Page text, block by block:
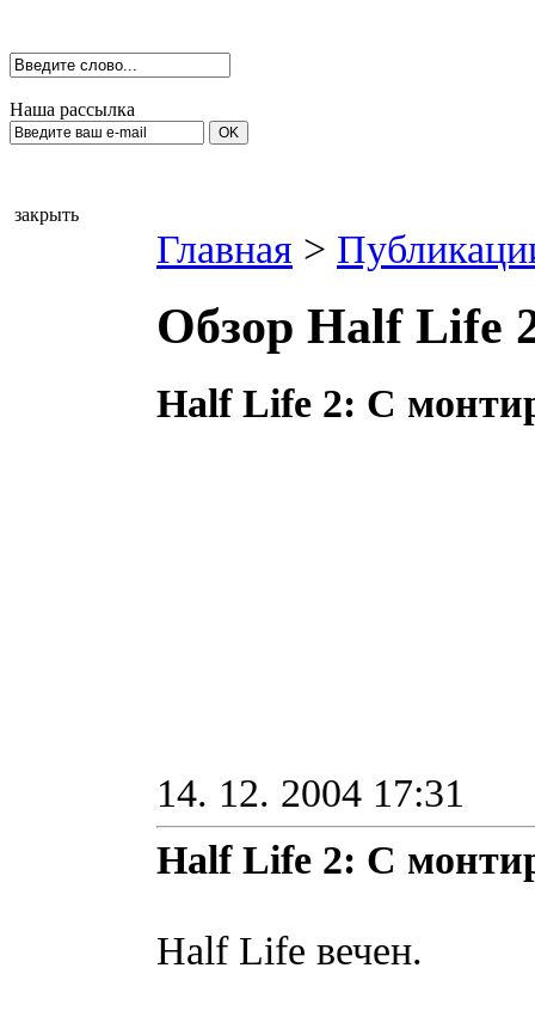
Наша рассылка
закрыть
Главная >
Обзор Half Life
Half Life 2: С
14. 12. 2004 17:31
Half Life 2: С
Half Life вечен.